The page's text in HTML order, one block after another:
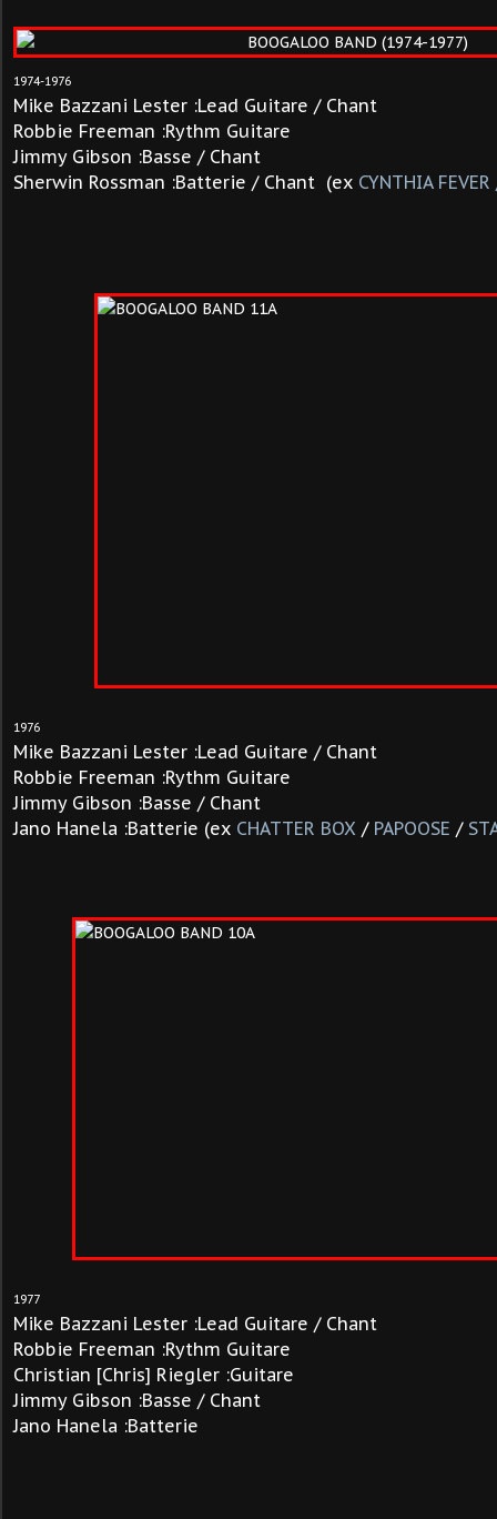
1974-1976
Mike Bazzani Lester :Lead Guitare / Chant
Robbie Freeman :Rythm Guitare
Jimmy Gibson :Basse / Chant
Sherwin Rossman :Batterie / Chant (ex CYNTHIA
1976
Mike Bazzani Lester :Lead Guitare / Chant
Robbie Freeman :Rythm Guitare
Jimmy Gibson :Basse / Chant
Jano Hanela :Batterie (ex CHATTER BOX / PAPOOSE /
1977
Mike Bazzani Lester :Lead Guitare / Chant
Robbie Freeman :Rythm Guitare
Christian [Chris] Riegler :Guitare
Jimmy Gibson :Basse / Chant
Jano Hanela :Batterie